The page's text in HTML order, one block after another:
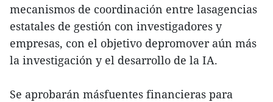
mecanismos de coordinación entre lasagencias
estatales de gestión con investigadores y
empresas, con el objetivo depromover aún más
la investigación y el desarrollo de la IA.
Se aprobarán másfuentes financieras para